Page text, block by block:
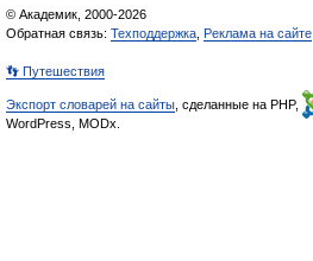
© Академик, 2000-2026
Обратная связь: Техподдержка Реклама на сайте
👣 Путешествия
Экспорт словарей на сайты , сделанные на PHP,
WordPress, MODx.